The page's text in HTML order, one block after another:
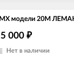
модели 20M
000 ₽
Нет в наличии